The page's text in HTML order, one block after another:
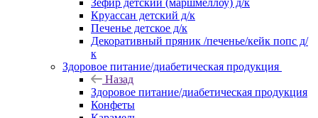
Зефир детский (маршмеллоу) д/к
Круассан детский д/к
Печенье детское д/к
Декоративный пряник /печенье/кейк попс д/
к
Здоровое питание/диабетическая продукция
Назад
Здоровое питание/диабетическая продукция
Конфеты